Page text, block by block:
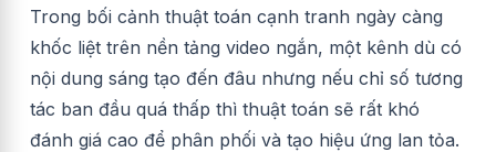
Trong bối cảnh thuật toán cạnh tranh ngày càng
khốc liệt trên nền tảng video ngắn, một kênh dù có
nội dung sáng tạo đến đâu nhưng nếu chỉ số tương
tác ban đầu quá thấp thì thuật toán sẽ rất khó
đánh giá cao để phân phối và tạo hiệu ứng lan tỏa.